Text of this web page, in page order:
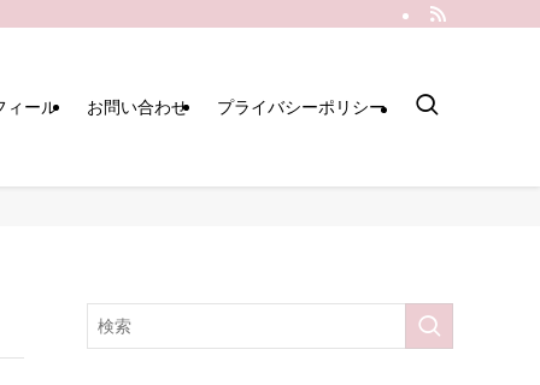
ィール お問い合わせ プライバシーポリシー